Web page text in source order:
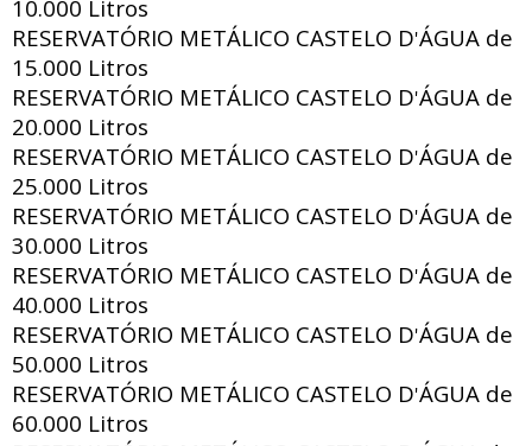
10.000 Litros
RESERVATÓRIO METÁLICO CASTELO D'ÁGUA de
15.000 Litros
RESERVATÓRIO METÁLICO CASTELO D'ÁGUA de
20.000 Litros
RESERVATÓRIO METÁLICO CASTELO D'ÁGUA de
25.000 Litros
RESERVATÓRIO METÁLICO CASTELO D'ÁGUA de
30.000 Litros
RESERVATÓRIO METÁLICO CASTELO D'ÁGUA de
40.000 Litros
RESERVATÓRIO METÁLICO CASTELO D'ÁGUA de
50.000 Litros
RESERVATÓRIO METÁLICO CASTELO D'ÁGUA de
60.000 Litros